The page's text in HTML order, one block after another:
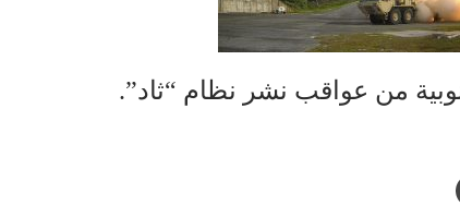
من عواقب نشر نظام “ثاد”.